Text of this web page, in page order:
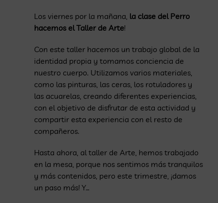
Los viernes por la mañana, la clase del Perro
hacemos el Taller de Arte!
Con este taller hacemos un trabajo global de la
identidad propia y tomamos conciencia de
nuestro cuerpo. Utilizamos varios materiales,
como las pinturas, las ceras, los rotuladores y
las acuarelas, creando diferentes experiencias,
con el objetivo de disfrutar de esta actividad y
compartir esta experiencia con el resto de
compañeros.
Hasta ahora, al taller de Arte, hemos trabajado
en la mesa, porque nos sentimos más tranquilos
y más contenidos, pero este trimestre, ¡damos
un paso más! Y…